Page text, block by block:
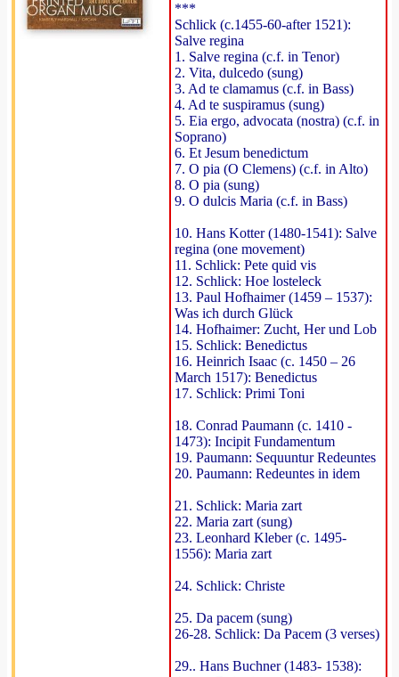
***
Schlick (c.1455-60-after 1521):
Salve regina
1. Salve regina (c.f. in Tenor)
2. Vita, dulcedo (sung)
3. Ad te clamamus (c.f. in Bass)
4. Ad te suspiramus (sung)
5. Eia ergo, advocata (nostra) (c.f. in
Soprano)
6. Et Jesum benedictum
7. O pia (O Clemens) (c.f. in Alto)
8. O pia (sung)
9. O dulcis Maria (c.f. in Bass)
10. Hans Kotter (1480-1541): Salve
regina (one movement)
11. Schlick: Pete quid vis
12. Schlick: Hoe losteleck
13. Paul Hofhaimer (1459 – 1537):
Was ich durch Glück
14. Hofhaimer: Zucht, Her und Lob
15. Schlick: Benedictus
16. Heinrich Isaac (c. 1450 – 26
March 1517): Benedictus
17. Schlick: Primi Toni
18. Conrad Paumann (c. 1410 -
1473): Incipit Fundamentum
19. Paumann: Sequuntur Redeuntes
20. Paumann: Redeuntes in idem
21. Schlick: Maria zart
22. Maria zart (sung)
23. Leonhard Kleber (c. 1495-
1556): Maria zart
24. Schlick: Christe
25. Da pacem (sung)
26-28. Schlick: Da Pacem (3 verses)
29.. Hans Buchner (1483- 1538):